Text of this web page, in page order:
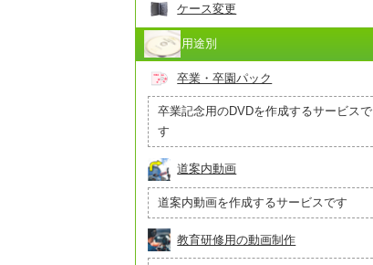
ケース変更
用途別
卒業・卒園パック
卒業記念用のDVDを作成するサービスで
す
道案内動画
道案内動画を作成するサービスです
教育研修用の動画制作